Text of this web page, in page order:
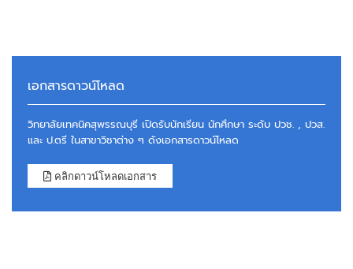
เอกสารดาวน์โหลด
วิทยาลัยเทคนิคสุพรรณบุรี เปิดรับนักเรียน นักศึกษา ระดับ ปวช. , ปวส.
และ ป.ตรี ในสาขาวิชาต่าง ๆ ดังเอกสารดาวน์โหลด
คลิกดาวน์โหลดเอกสาร